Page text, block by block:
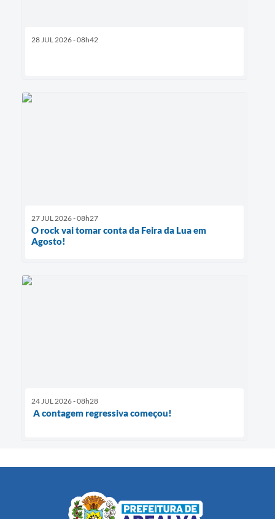
28 JUL 2026 - 08h42
27 JUL 2026 - 08h27
O rock vai tomar conta da Feira da Lua em
Agosto!
24 JUL 2026 - 08h28
A contagem regressiva começou!